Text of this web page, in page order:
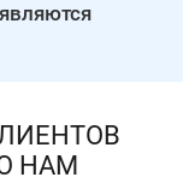
НАМ